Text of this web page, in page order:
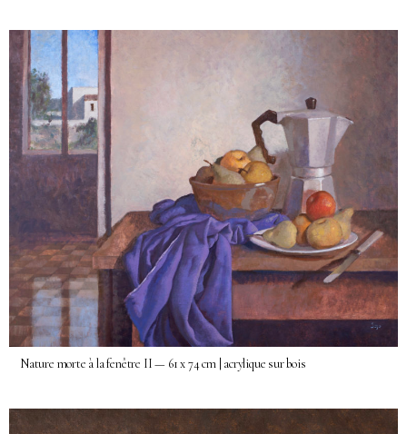
Nature morte à la fenêtre II — 61 x 74 cm | acrylique sur bois